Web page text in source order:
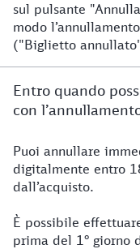
sul pulsante
modo
("Biglietto
Entro quando
con
Puoi annullare
digitalmente entro
dall’acquisto.
È possibile
prima del 1°